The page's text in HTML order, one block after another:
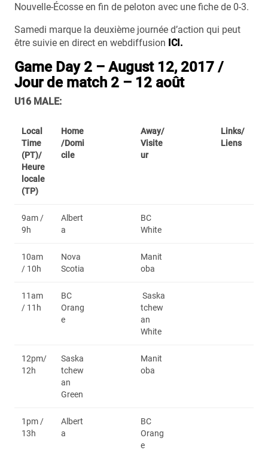
Nouvelle-Écosse en fin de peloton avec une fiche de 0-3.
Samedi marque la deuxième journée d’action qui peut
être suivie en direct en webdiffusion ICI.
Game Day 2 – August 12, 2017 /
Jour de match 2 – 12 août
U16 MALE:
Local
Time
(PT)/
Heure
locale
(TP)
Home
/Domi
cile
Away/
Visite
ur
Links/
Liens
9am /
9h
Albert
a
BC
White
10am
/ 10h
Nova
Scotia
Manit
oba
11am
/ 11h
BC
Orang
e
Saska
tchew
an
White
12pm/
12h
Saska
tchew
an
Green
Manit
oba
1pm /
13h
Albert
a
BC
Orang
e